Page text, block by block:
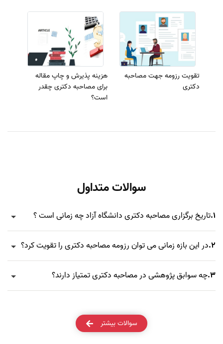
تقویت رزومه جهت مصاحبه
دکتری
هزینه پذیرش و چاپ مقاله
برای مصاحبه دکتری چقدر
است؟
سوالات متداول
1.تاریخ برگزاری مصاحبه دکتری دانشگاه آزاد چه زمانی است ؟
2. در این بازه زمانی می توان رزومه مصاحبه دکتری را تقویت کرد؟
3.چه سوابق پژوهشی در مصاحبه دکتری تمتیاز دارند؟
سوالات بیشتر